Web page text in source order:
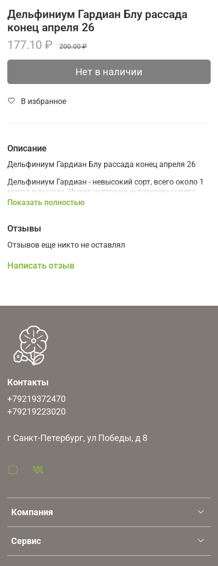
Дельфиниум Гардиан Блу рассада
конец апреля 26
177.10 ₽ 200.00 ₽
Нет в наличии
В избранное
Описание
Дельфиниум Гардиан Блу рассада конец апреля 26
Дельфиниум Гардиан - невысокий сорт, всего около 1
метра в высоту. Имеет интересные переливы цвета.
Цветки крупные, махровые.
цвести два раза за сезон после летней обрезки
контейнерного выращивания.
Цветет в год посадки.
Показать полностью
Отзывы
Отзывов еще никто не оставлял
Написать отзыв
Компания
Сервис
Контакты
+79219372470
+79219223020
г Санкт-Петербург, ул Победы, д 8